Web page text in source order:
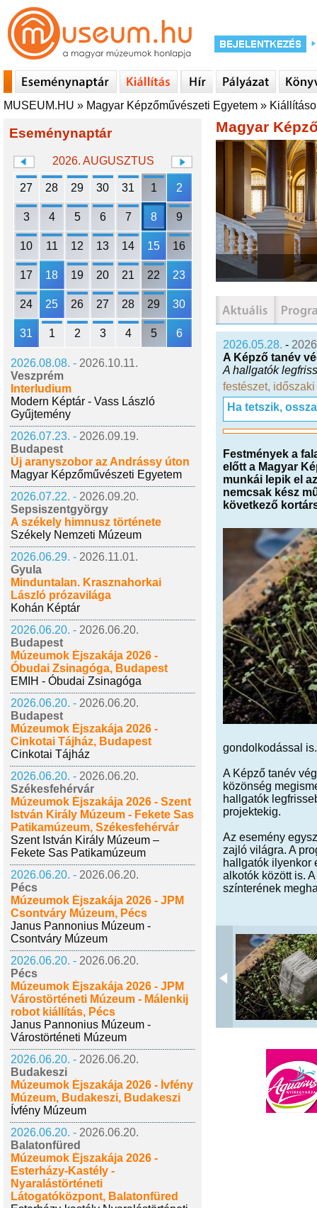
MUSEUM.HU » Magyar Képzőművészeti Egyetem »
Eseménynaptár
2026. AUGUSZTUS
27 28 29 30 31 1 2
3 4 5 6 7 8 9
10 11 12 13 14 15 16
17 18 19 20 21 22 23
24 25 26 27 28 29 30
31 1 2 3 4 5 6
2026.08.08. - 2026.10.11.
Veszprém
Interludium
Modern Képtár - Vass László
Gyűjtemény
2026.07.23. - 2026.09.19.
Budapest
Új aranyszobor az Andrássy úton
Magyar Képzőművészeti Egyetem
2026.07.22. - 2026.09.20.
Sepsiszentgyörgy
A székely himnusz története
Székely Nemzeti Múzeum
2026.06.29. - 2026.11.01.
Gyula
Minduntalan. Krasznahorkai
László prózavilága
Kohán Képtár
2026.06.20. - 2026.06.20.
Budapest
Múzeumok Éjszakája 2026 -
Óbudai Zsinagóga, Budapest
EMIH - Óbudai Zsinagóga
2026.06.20. - 2026.06.20.
Budapest
Múzeumok Éjszakája 2026 -
Cinkotai Tájház, Budapest
Cinkotai Tájház
2026.06.20. - 2026.06.20.
Székesfehérvár
Múzeumok Éjszakája 2026 - Szent
István Király Múzeum - Fekete Sas
Patikamúzeum, Székesfehérvár
Szent István Király Múzeum –
Fekete Sas Patikamúzeum
2026.06.20. - 2026.06.20.
Pécs
Múzeumok Éjszakája 2026 - JPM
Csontváry Múzeum, Pécs
Janus Pannonius Múzeum -
Csontváry Múzeum
2026.06.20. - 2026.06.20.
Pécs
Múzeumok Éjszakája 2026 - JPM
Várostörténeti Múzeum - Málenkij
robot kiállítás, Pécs
Janus Pannonius Múzeum -
Várostörténeti Múzeum
2026.06.20. - 2026.06.20.
Budakeszi
Múzeumok Éjszakája 2026 - Ívfény
Múzeum, Budakeszi, Budakeszi
Ívfény Múzeum
2026.06.20. - 2026.06.20.
Balatonfüred
Múzeumok Éjszakája 2026 -
Esterházy-Kastély -
Nyaralástörténeti
Látogatóközpont, Balatonfüred
Magyar
2026.05.28. -
A Képző tanév
A hallgatók
festészet,
Ha tetszik,
Festmények a
előtt a Magyar
munkái lepik el
nemcsak kész
következő
gondolkodással is.
A Képző tanév
közönség
hallgatók
projektekig.
Az esemény
zajló világra. A
hallgatók ilyenkor
alkotók között is.
színterének